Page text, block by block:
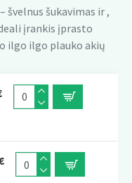
švelnus šukavimas ir ,
įrankis įprasto
ilgo ilgo plauko akių